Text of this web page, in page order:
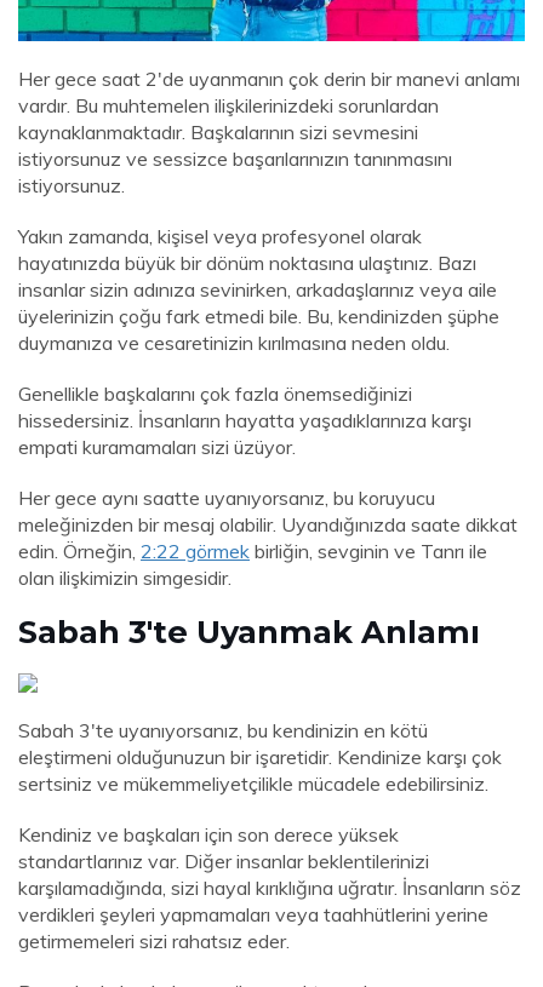
Her gece saat 2'de uyanmanın çok derin bir manevi anlamı
vardır. Bu muhtemelen ilişkilerinizdeki sorunlardan
kaynaklanmaktadır. Başkalarının sizi sevmesini
istiyorsunuz ve sessizce başarılarınızın tanınmasını
istiyorsunuz.
Yakın zamanda, kişisel veya profesyonel olarak
hayatınızda büyük bir dönüm noktasına ulaştınız. Bazı
insanlar sizin adınıza sevinirken, arkadaşlarınız veya aile
üyelerinizin çoğu fark etmedi bile. Bu, kendinizden şüphe
duymanıza ve cesaretinizin kırılmasına neden oldu.
Genellikle başkalarını çok fazla önemsediğinizi
hissedersiniz. İnsanların hayatta yaşadıklarınıza karşı
empati kuramamaları sizi üzüyor.
Her gece aynı saatte uyanıyorsanız, bu koruyucu
meleğinizden bir mesaj olabilir. Uyandığınızda saate dikkat
edin. Örneğin, 2:22 görmek birliğin, sevginin ve Tanrı ile
olan ilişkimizin simgesidir.
Sabah 3'te Uyanmak Anlamı
Sabah 3'te uyanıyorsanız, bu kendinizin en kötü
eleştirmeni olduğunuzun bir işaretidir. Kendinize karşı çok
sertsiniz ve mükemmeliyetçilikle mücadele edebilirsiniz.
Kendiniz ve başkaları için son derece yüksek
standartlarınız var. Diğer insanlar beklentilerinizi
karşılamadığında, sizi hayal kırıklığına uğratır. İnsanların söz
verdikleri şeyleri yapmamaları veya taahhütlerini yerine
getirmemeleri sizi rahatsız eder.